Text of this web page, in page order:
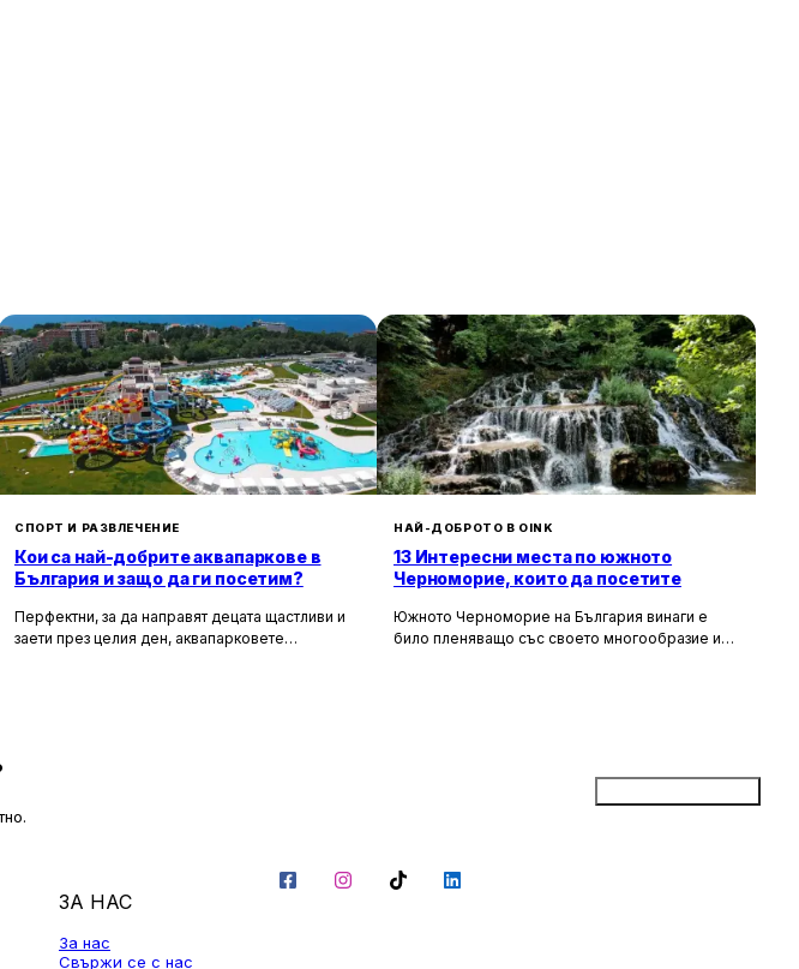
СПОРТ И РАЗВЛЕЧЕНИЕ
Кои са най-добрите аквапаркове в
България и защо да ги посетим?
Перфектни, за да направят децата щастливи и
заети през целия ден, аквапарковете
задоволят нуждите на всеки и да гарантират
НАЙ-ДОБРОТО В OINK
13 Интересни места по южното
Черноморие, които да посетите
Южното Черноморие на България винаги е
било пленяващо със своето многообразие и
открийте изолирани плажове, където морето
времена.
ЗА НАС
За нас
Свържи се с нас